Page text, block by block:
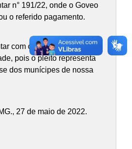
n° 191/22, onde o Goveo
o referido pagamento.
com o apoio de meus
pois o pleito representa
dos munícipes de nossa
27 de maio de 2022.